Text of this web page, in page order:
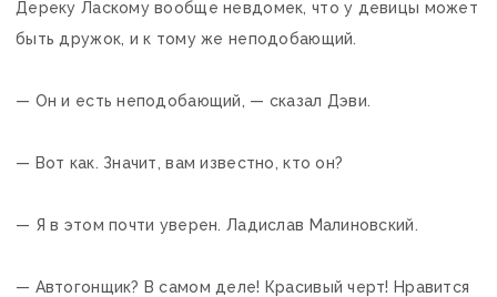
Дереку Ласкому вообще невдомек, что у девицы может
быть дружок, и к тому же неподобающий.
— Он и есть неподобающий, — сказал Дэви.
— Вот как. Значит, вам известно, кто он?
— Я в этом почти уверен. Ладислав Малиновский.
— Автогонщик? В самом деле! Красивый черт! Нравится